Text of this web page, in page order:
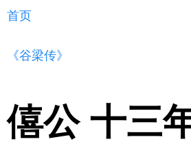
首页
《谷梁传》
僖公 十三